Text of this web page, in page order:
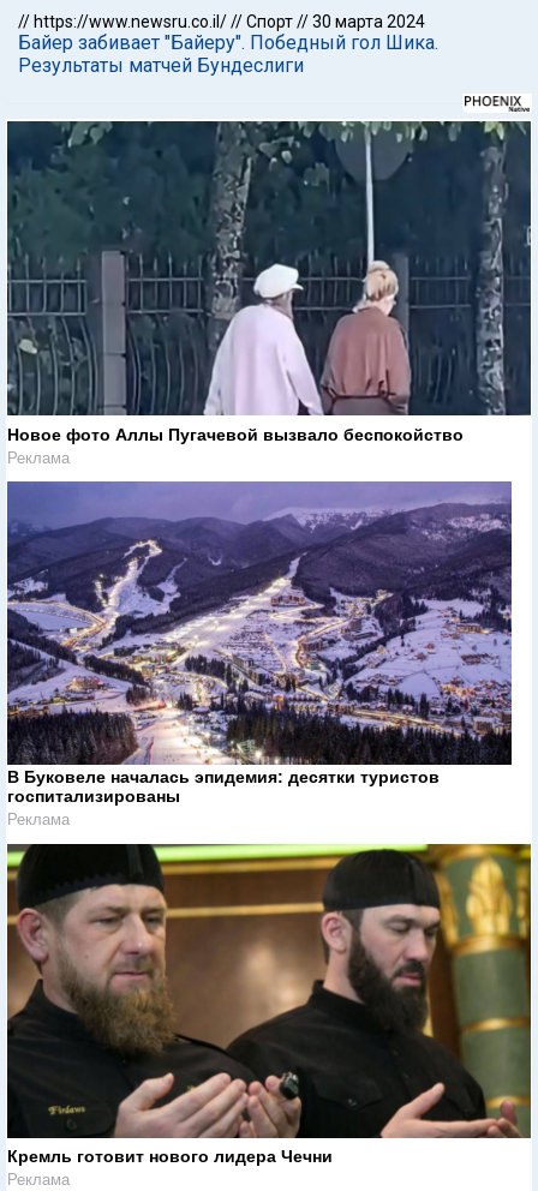
// https://www.newsru.co.il///Спорт//30 марта 2024
Байер забивает "Байеру". Победный гол Шика.
Результаты матчей Бундеслиги
Новое фото Аллы Пугачевой вызвало беспокойство
Реклама
В Буковеле началась эпидемия: десятки туристов
госпитализированы
Реклама
Кремль готовит нового лидера Чечни
Реклама